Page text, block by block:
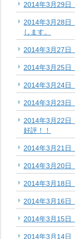
2014年3月29日
2014年3月28
します。
2014年3月27日
2014年3月25日
2014年3月24日
2014年3月23
2014年3月22
好評！！
2014年3月21
2014年3月20日
2014年3月18
2014年3月16
2014年3月15
2014年3月14日